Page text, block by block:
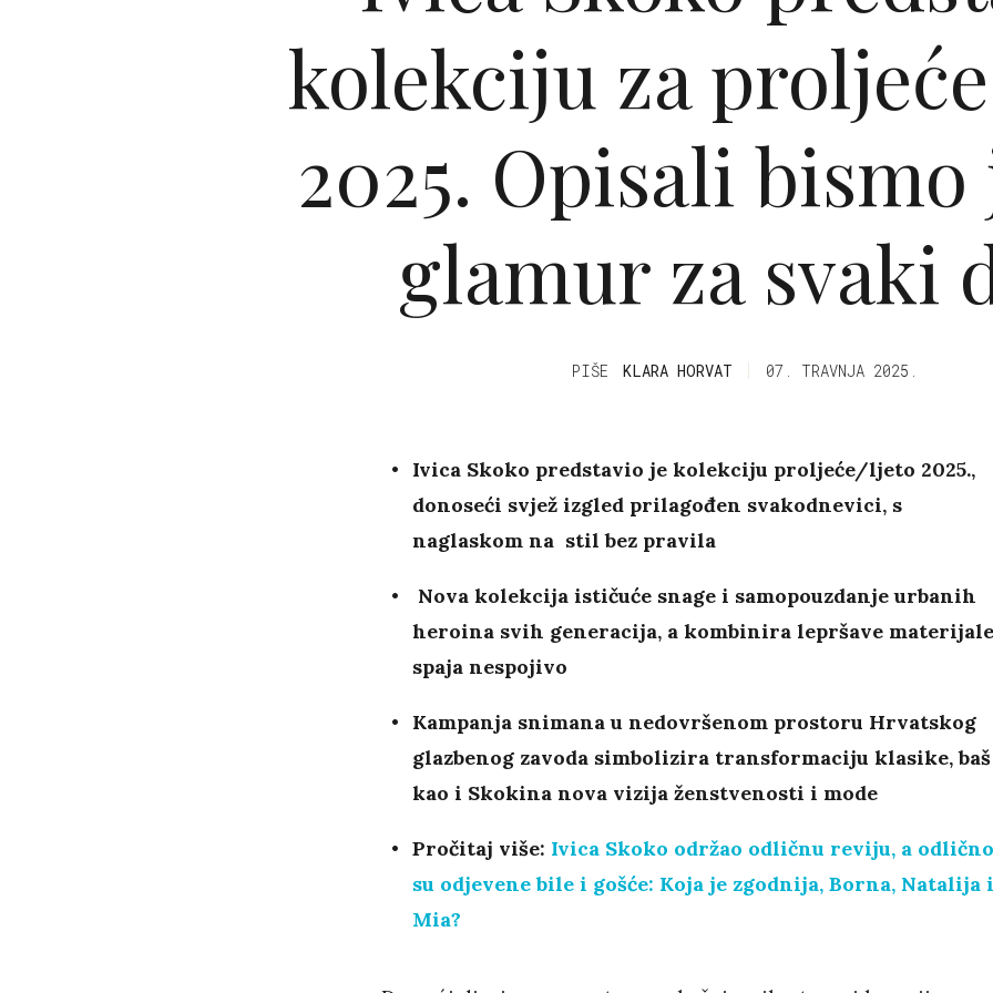
kolekciju za
2025. Opisali bismo
glamur za svaki
PIŠE KLARA HORVAT 07. TRAVNJA 2025.
Ivica Skoko predstavio je kolekciju proljeće/ljeto 2025.,
donoseći svjež izgled prilagođen svakodnevici, s
naglaskom na stil bez pravila
Nova kolekcija ističuće snage i samopouzdanje urbanih
heroina svih generacija, a kombinira lepršave
spaja nespojivo
Kampanja snimana u nedovršenom prostoru Hrvatskog
glazbenog zavoda simbolizira transformaciju klasike, baš
kao i Skokina nova vizija ženstvenosti i mode
Pročitaj više: Ivica Skoko održao odličnu reviju, a odlično
su odjevene bile i gošće: Koja je zgodnija, Borna, Natalija
Mia?